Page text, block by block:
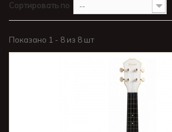
Сортировать по --
Показано 1 - 8 из 8 шт